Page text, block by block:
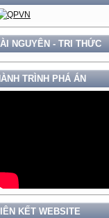
NGUYÊN - TRI THỨC
TRÌNH PHÁ ÁN
KẾT WEBSITE